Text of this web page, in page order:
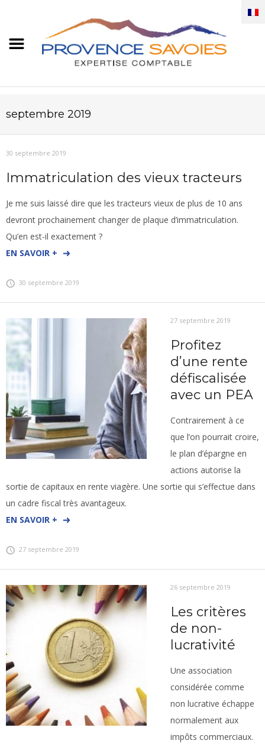
septembre 2019
30 septembre 2019
Immatriculation des vieux tracteurs
Je me suis laissé dire que les tracteurs vieux de plus de 10 ans
devront prochainement changer de plaque d’immatriculation.
Qu’en est-il exactement ?
EN SAVOIR +
30 septembre 2019
27 septembre 2019
Profitez
d’une rente
défiscalisée
avec un PEA
Contrairement à ce
que l’on pourrait croire,
le plan d’épargne en
actions autorise la
sortie de capitaux en rente viagère. Une sortie qui s’effectue dans
un cadre fiscal très avantageux.
EN SAVOIR +
27 septembre 2019
26 septembre 2019
Les critères
de non-
lucrativité
Une association
considérée comme
non lucrative échappe
normalement aux
impôts commerciaux.